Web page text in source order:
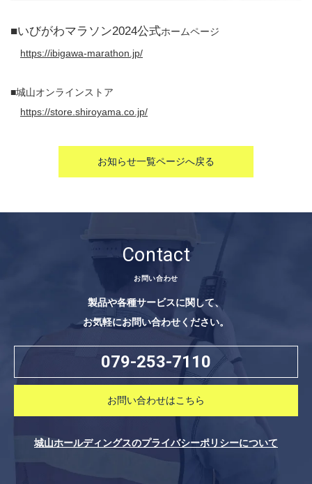
■いびがわマラソン2024公式ホームページ
https://ibigawa-marathon.jp/
■城山オンラインストア
https://store.shiroyama.co.jp/
お知らせ一覧ページへ戻る
Contact
お問い合わせ
製品や各種サービスに関して、
お気軽にお問い合わせください。
079-253-7110
お問い合わせはこちら
城山ホールディングスのプライバシーポリシーについて